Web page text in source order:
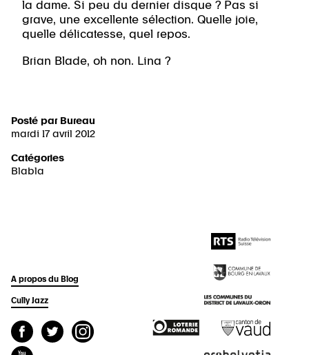
la dame. Si peu du dernier disque ? Pas si
grave, une excellente sélection. Quelle joie,
quelle délicatesse, quel repos.
Brian Blade, oh non. Lina ?
Posté par Bureau
mardi 17 avril 2012
Catégories
Blabla
A propos du Blog
Cully Jazz